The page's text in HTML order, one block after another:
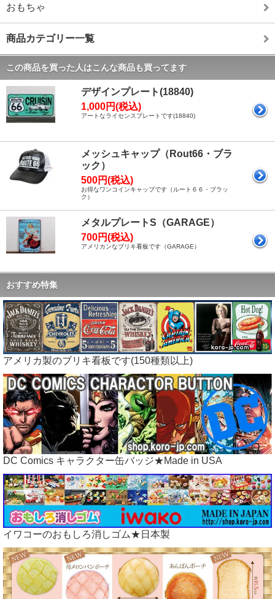
おもちゃ
商品カテゴリー一覧
この商品を買った人はこんな商品も買ってます
デザインプレート(18840)
1,000円(税込)
アートなライセンスプレートです(18840)
メッシュキャップ（Rout66・ブラ
ック）
500円(税込)
お得なワンコインキャップです（ルート６６・ブラッ
ク）
メタルプレートS（GARAGE）
700円(税込)
アメリカンなブリキ看板です（GARAGE）
おすすめ特集
アメリカ製のブリキ看板です(150種類以上)
DC Comics キャラクター缶バッジ★Made in USA
イワコーのおもしろ消しゴム★日本製